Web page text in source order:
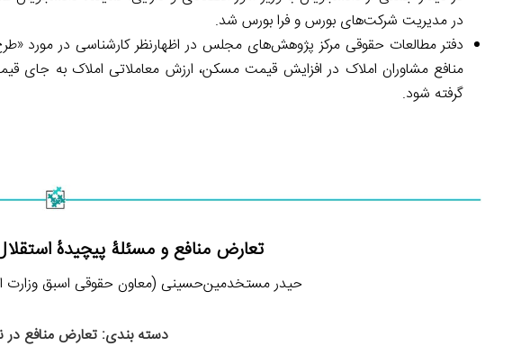
در مدیریت شرکت‌های بورس و فرا بورس شد.
دفتر مطالعات حقوقی مرکز پژوهش‌های مجلس در اظهارنظر کارشناسی در مورد
منافع مشاوران املاک در افزایش قیمت مسکن، ارزش معاملاتی املاک به جای
گرفته شود.
تعارض منافع و مسئلۀ پیچیدۀ
حیدر مستخدمین‌حسینی (معاون حقوقی اسبق وزارت اقتصاد
دسته بندی: تعارض منافع در